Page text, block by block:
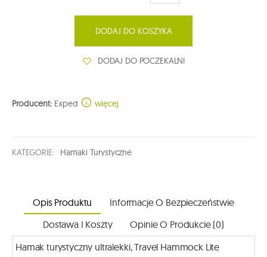
DODAJ DO KOSZYKA
DODAJ DO POCZEKALNI
Producent: Exped więcej
KATEGORIE: Hamaki Turystyczne
Opis Produktu
Informacje O Bezpieczeństwie
Dostawa I Koszty
Opinie O Produkcie (0)
Hamak turystyczny ultralekki, Travel Hammock Lite